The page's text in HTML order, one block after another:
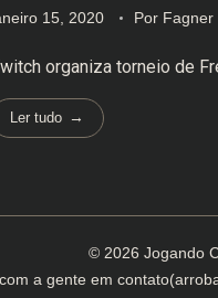
15, 2020 Por Fagner
organiza torneio de
Ler tudo
© 2026 Jogando
a gente em